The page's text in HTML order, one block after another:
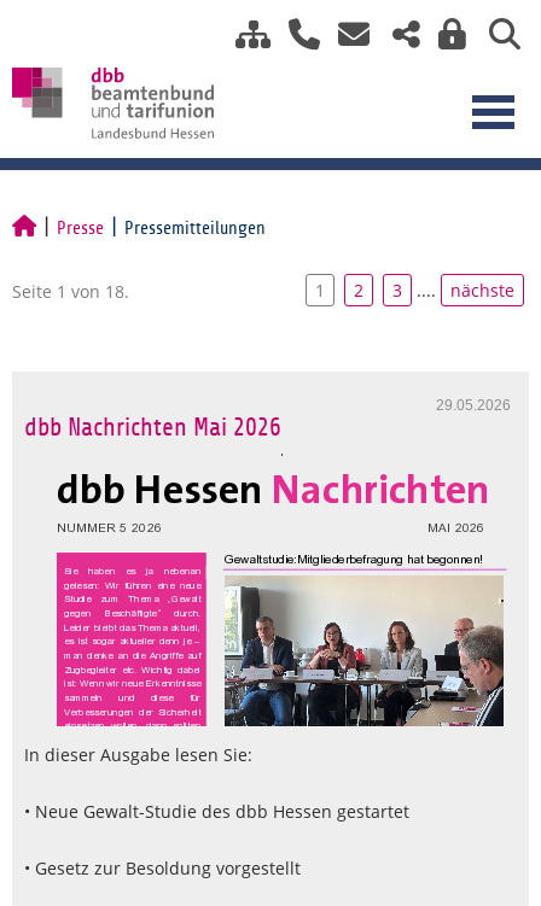
Presse Pressemitteilungen
Seite 1 von 18. 1 2 3 .... nächste
29.05.2026
dbb Nachrichten Mai 2026
In dieser Ausgabe lesen Sie:
• Neue Gewalt-Studie des dbb Hessen gestartet
• Gesetz zur Besoldung vorgestellt